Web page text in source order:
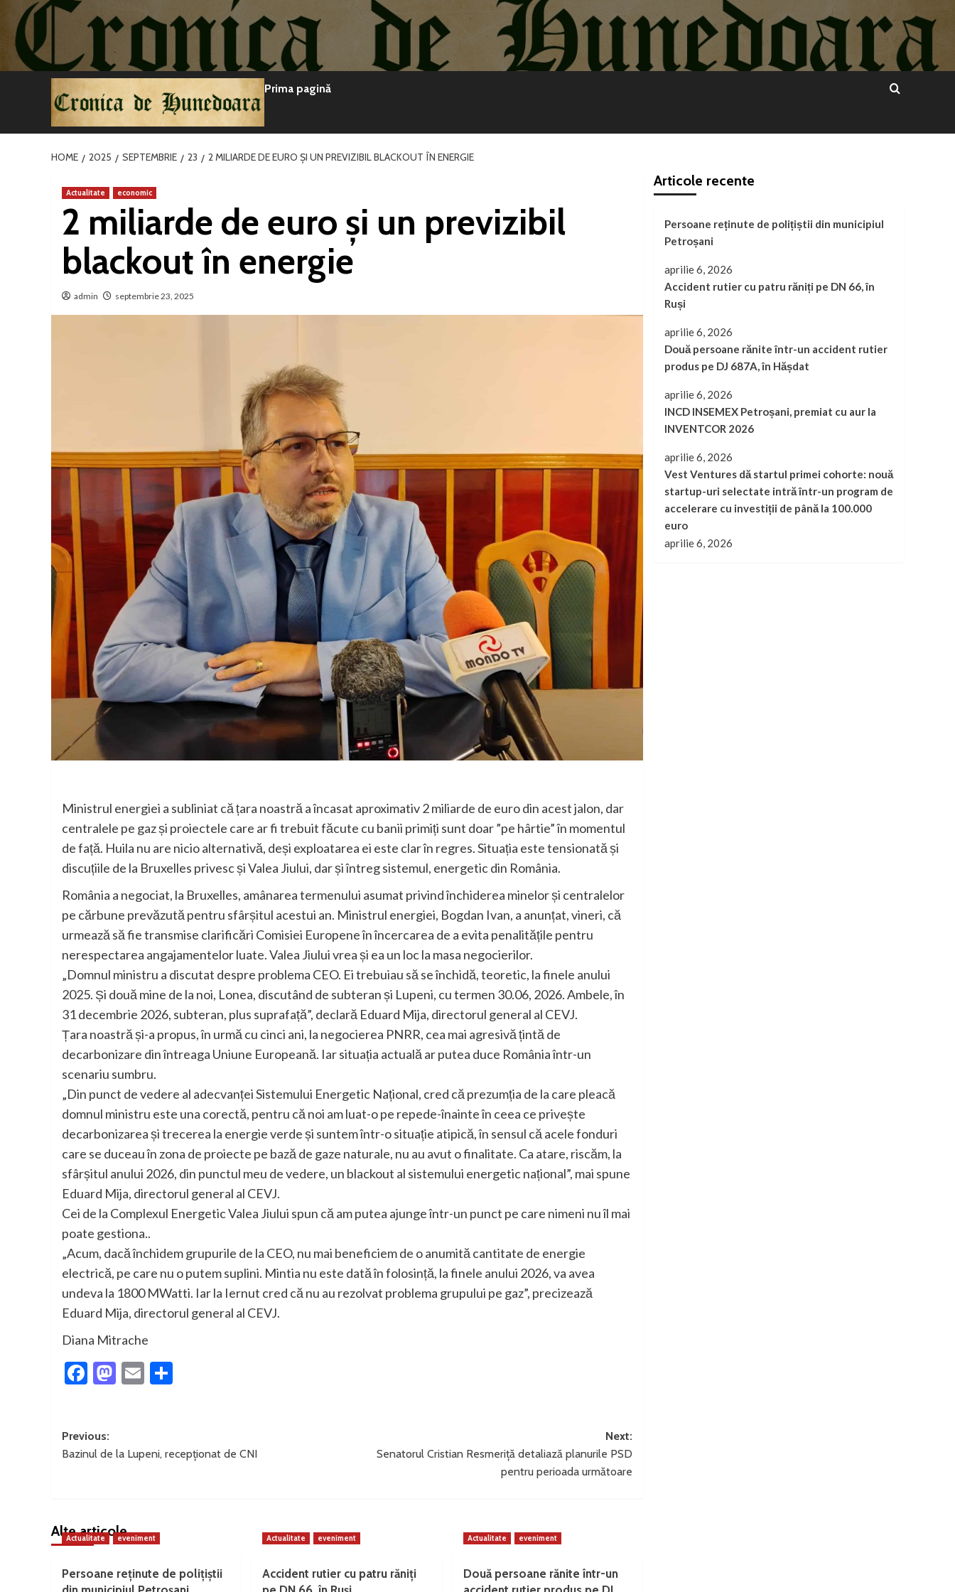
conținut
Prima pagină
HOME 2025 SEPTEMBRIE 23 2 MILIARDE DE EURO ȘI UN PREVIZIBIL BLACKOUT ÎN ENERGIE
Actualitate economic
2 miliarde de euro și un previzibil
blackout în energie
admin septembrie 23, 2025
Ministrul energiei a subliniat că țara noastră a încasat aproximativ 2 miliarde de euro din acest jalon, dar
centralele pe gaz și proiectele care ar fi trebuit făcute cu banii primiți sunt doar ”pe hârtie” în momentul
de față. Huila nu are nicio alternativă, deși exploatarea ei este clar în regres. Situația este tensionată și
discuțiile de la Bruxelles privesc și Valea Jiului, dar și întreg sistemul, energetic din România.
România a negociat, la Bruxelles, amânarea termenului asumat privind închiderea minelor și centralelor
pe cărbune prevăzută pentru sfârșitul acestui an. Ministrul energiei, Bogdan Ivan, a anunțat, vineri, că
urmează să fie transmise clarificări Comisiei Europene în încercarea de a evita penalitățile pentru
nerespectarea angajamentelor luate. Valea Jiului vrea și ea un loc la masa negocierilor.
„Domnul ministru a discutat despre problema CEO. Ei trebuiau să se închidă, teoretic, la finele anului
2025. Și două mine de la noi, Lonea, discutând de subteran și Lupeni, cu termen 30.06, 2026. Ambele, în
31 decembrie 2026, subteran, plus suprafață”, declară Eduard Mija, directorul general al CEVJ.
Țara noastră și-a propus, în urmă cu cinci ani, la negocierea PNRR, cea mai agresivă țintă de
decarbonizare din întreaga Uniune Europeană. Iar situația actuală ar putea duce România într-un
scenariu sumbru.
„Din punct de vedere al adecvanței Sistemului Energetic Național, cred că prezumția de la care pleacă
domnul ministru este una corectă, pentru că noi am luat-o pe repede-înainte în ceea ce privește
decarbonizarea și trecerea la energie verde și suntem într-o situație atipică, în sensul că acele fonduri
care se duceau în zona de proiecte pe bază de gaze naturale, nu au avut o finalitate. Ca atare, riscăm, la
sfârșitul anului 2026, din punctul meu de vedere, un blackout al sistemului energetic național”, mai spune
Eduard Mija, directorul general al CEVJ.
Cei de la Complexul Energetic Valea Jiului spun că am putea ajunge într-un punct pe care nimeni nu îl mai
poate gestiona..
„Acum, dacă închidem grupurile de la CEO, nu mai beneficiem de o anumită cantitate de energie
electrică, pe care nu o putem suplini. Mintia nu este dată în folosință, la finele anului 2026, va avea
undeva la 1800 MWatti. Iar la Iernut cred că nu au rezolvat problema grupului pe gaz”, precizează
Eduard Mija, directorul general al CEVJ.
Diana Mitrache
Facebook
Mastodon
Email
Post
navigation
Previous:
Bazinul de la Lupeni, recepționat de CNI
Next:
Senatorul Cristian Resmeriță detaliază planurile PSD
pentru perioada următoare
Alte articole
Actualitate eveniment
Persoane reținute de polițiștii
Actualitate eveniment
Accident rutier cu patru răniți
Actualitate eveniment
Două persoane rănite într-un
Articole recente
Persoane reținute de polițiștii din municipiul
Petroșani
aprilie 6, 2026
Accident rutier cu patru răniți pe DN 66, în
Ruși
aprilie 6, 2026
Două persoane rănite într-un accident rutier
produs pe DJ 687A, în Hășdat
aprilie 6, 2026
INCD INSEMEX Petroșani, premiat cu aur la
INVENTCOR 2026
aprilie 6, 2026
Vest Ventures dă startul primei cohorte: nouă
startup-uri selectate intră într-un program de
accelerare cu investiții de până la 100.000
euro
aprilie 6, 2026